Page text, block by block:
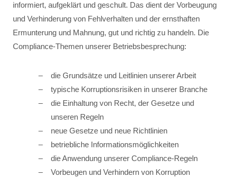
informiert, aufgeklärt und geschult. Das dient der Vorbeugung
und Verhinderung von Fehlverhalten und der ernsthaften
Ermunterung und Mahnung, gut und richtig zu handeln. Die
Compliance-Themen unserer Betriebsbesprechung:
die Grundsätze und Leitlinien unserer Arbeit
typische Korruptionsrisiken in unserer Branche
die Einhaltung von Recht, der Gesetze und
unseren Regeln
neue Gesetze und neue Richtlinien
betriebliche Informationsmöglichkeiten
die Anwendung unserer Compliance-Regeln
Vorbeugen und Verhindern von Korruption